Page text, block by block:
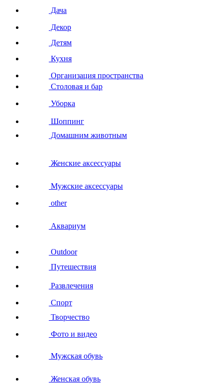
Дача
Декор
Детям
Кухня
Организация пространства
Столовая и бар
Уборка
Шоппинг
Домашним животным
Женские аксессуары
Мужские аксессуары
other
Аквариум
Outdoor
Путешествия
Развлечения
Спорт
Творчество
Фото и видео
Мужская обувь
Женская обувь